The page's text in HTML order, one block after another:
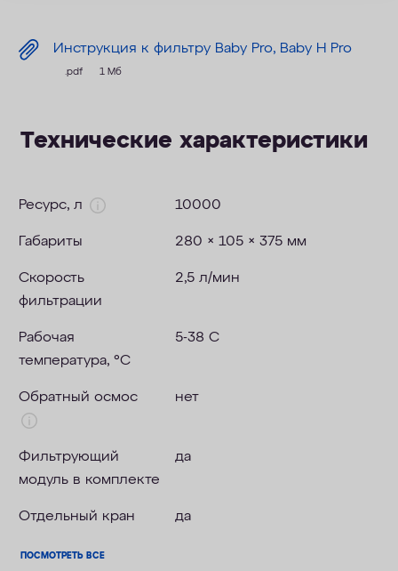
Инструкция к фильтру Baby Pro, Baby H Pro
.pdf 1 Мб
Технические характеристики
Ресурс, л 10000
Габариты 280 × 105 × 375 мм
Скорость
фильтрации
2,5 л/мин
Рабочая
температура, °C
5-38 С
Обратный осмос нет
Фильтрующий
модуль в комплекте
да
Отдельный кран да
ПОСМОТРЕТЬ ВСЕ